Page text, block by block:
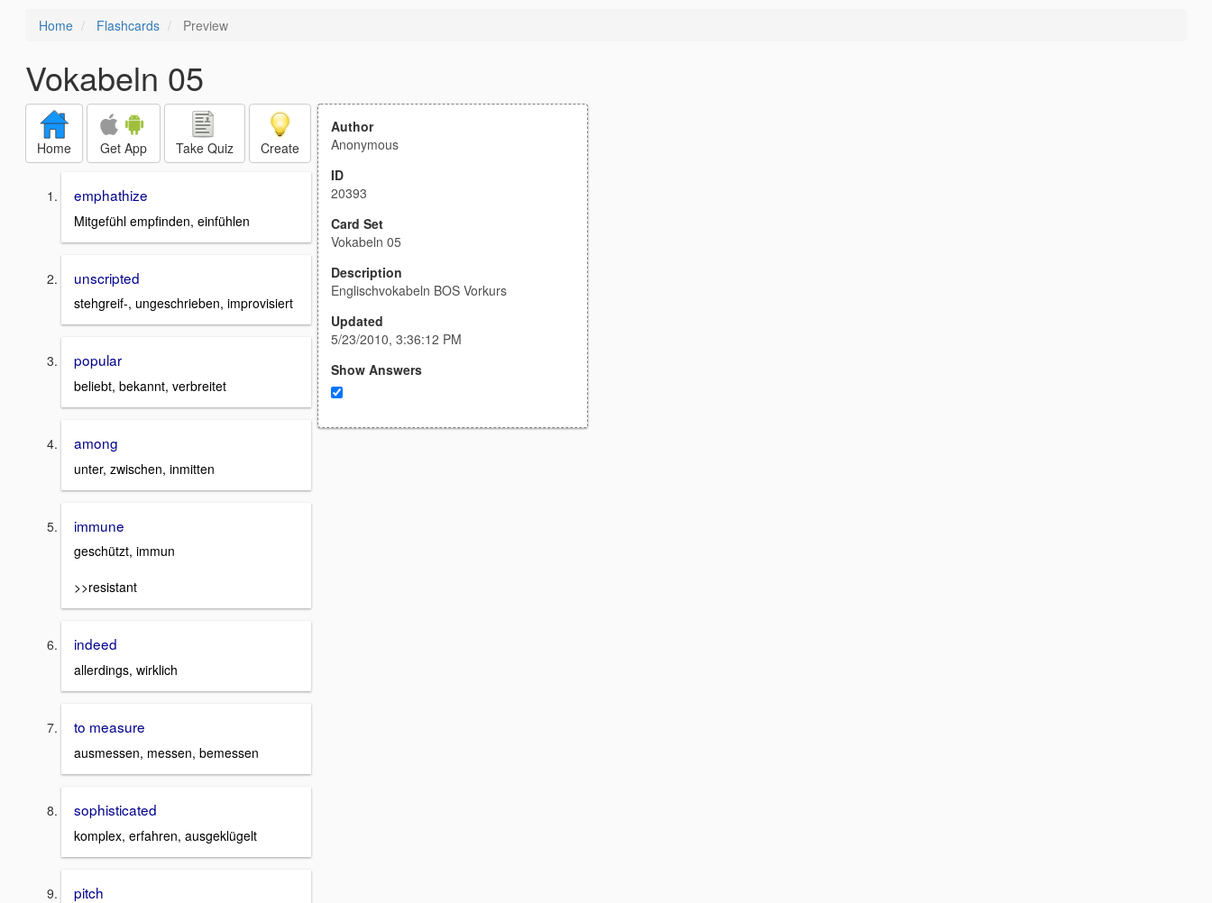
Home Flashcards Preview
Vokabeln 05
Home Get App Take Quiz Create
emphathize
Mitgefühl empfinden, einfühlen
unscripted
stehgreif-, ungeschrieben, improvisiert
popular
beliebt, bekannt, verbreitet
among
unter, zwischen, inmitten
immune
geschützt, immun
>>resistant
indeed
allerdings, wirklich
to measure
ausmessen, messen, bemessen
sophisticated
komplex, erfahren, ausgeklügelt
pitch
Author
Anonymous
ID
20393
Card Set
Vokabeln 05
Description
Englischvokabeln BOS Vorkurs
Updated
5/23/2010, 3:36:12 PM
Show Answers